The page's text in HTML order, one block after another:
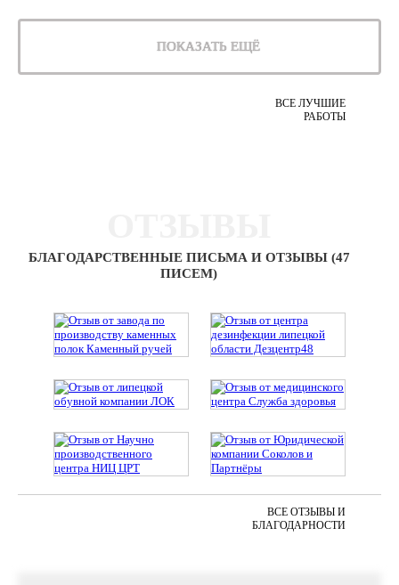
ПОКАЗАТЬ ЕЩЁ
ВСЕ ЛУЧШИЕ
РАБОТЫ
БЛАГОДАРСТВЕННЫЕ ПИСЬМА И ОТЗЫВЫ (47
ПИСЕМ)
ВСЕ ОТЗЫВЫ И
БЛАГОДАРНОСТИ